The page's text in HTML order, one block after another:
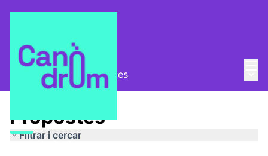
Pla Estratègic Propostes
Propostes
Filtrar i cercar